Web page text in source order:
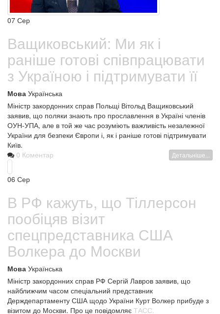
07 Сер
Ващиковський: Ми як і
раніше готові співпрацювати
з Україною і підтримувати її
Мова Українська
Міністр закордонних справ Польщі Вітольд Ващиковський
заявив, що поляки знають про прославлення в Україні членів
ОУН-УПА, але в той же час розуміють важливість незалежної
України для безпеки Європи і, як і раніше готові підтримувати
Київ.
0 Коментар
Детальніше...
06 Сер
В РФ кажуть, що Тіллерсон
пообіцяв візит
спецпредставника США
Волкера до Москви
Мова Українська
Міністр закордонних справ РФ Сергій Лавров заявив, що
найближчим часом спеціальний представник
Держдепартаменту США щодо України Курт Волкер прибуде з
візитом до Москви. Про це повідомляє ТАСС.